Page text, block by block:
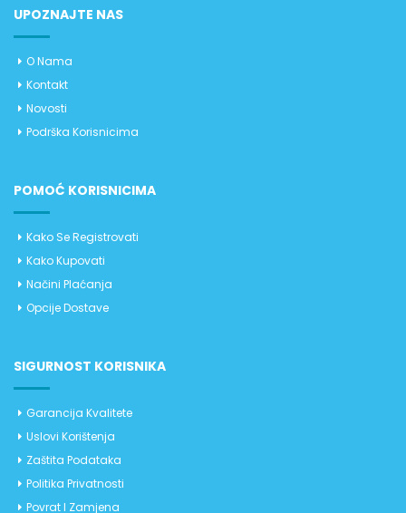
UPOZNAJTE NAS
O Nama
Kontakt
Novosti
Podrška Korisnicima
POMOĆ KORISNICIMA
Kako Se Registrovati
Kako Kupovati
Načini Plaćanja
Opcije Dostave
SIGURNOST KORISNIKA
Garancija Kvalitete
Uslovi Korištenja
Zaštita Podataka
Politika Privatnosti
Povrat I Zamjena